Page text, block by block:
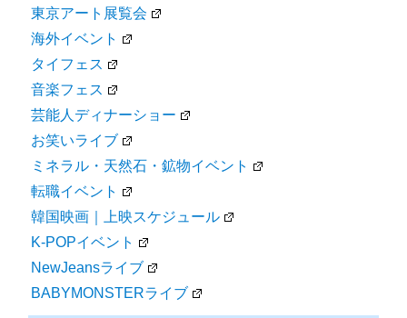
東京アート展覧会
海外イベント
タイフェス
音楽フェス
芸能人ディナーショー
お笑いライブ
ミネラル・天然石・鉱物イベント
転職イベント
韓国映画｜上映スケジュール
K-POPイベント
NewJeansライブ
BABYMONSTERライブ